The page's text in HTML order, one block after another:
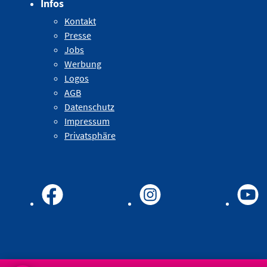
Infos
Kontakt
Presse
Jobs
Werbung
Logos
AGB
Datenschutz
Impressum
Privatsphäre